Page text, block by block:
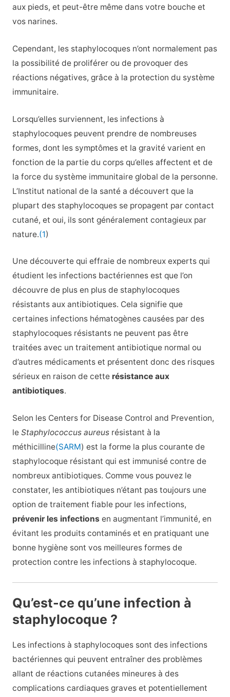
aux pieds, et peut-être même dans votre bouche et
vos narines.
Cependant, les staphylocoques n’ont normalement pas
la possibilité de proliférer ou de provoquer des
réactions négatives, grâce à la protection du système
immunitaire.
Lorsqu’elles surviennent, les infections à
staphylocoques peuvent prendre de nombreuses
formes, dont les symptômes et la gravité varient en
fonction de la partie du corps qu’elles affectent et de
la force du système immunitaire global de la personne.
L’Institut national de la santé a découvert que la
plupart des staphylocoques se propagent par contact
cutané, et oui, ils sont généralement contagieux par
nature.(1)
Une découverte qui effraie de nombreux experts qui
étudient les infections bactériennes est que l’on
découvre de plus en plus de staphylocoques
résistants aux antibiotiques. Cela signifie que
certaines infections hématogènes causées par des
staphylocoques résistants ne peuvent pas être
traitées avec un traitement antibiotique normal ou
d’autres médicaments et présentent donc des risques
sérieux en raison de cette résistance aux
antibiotiques.
Selon les Centers for Disease Control and Prevention,
le Staphylococcus aureusrésistant à la
méthicilline(SARM) est la forme la plus courante de
staphylocoque résistant qui est immunisé contre de
nombreux antibiotiques. Comme vous pouvez le
constater, les antibiotiques n’étant pas toujours une
option de traitement fiable pour les infections,
prévenir les infections en augmentant l’immunité, en
évitant les produits contaminés et en pratiquant une
bonne hygiène sont vos meilleures formes de
protection contre les infections à staphylocoque.
Qu’est-ce qu’une infection à
staphylocoque ?
Les infections à staphylocoques sont des infections
bactériennes qui peuvent entraîner des problèmes
allant de réactions cutanées mineures à des
complications cardiaques graves et potentiellement